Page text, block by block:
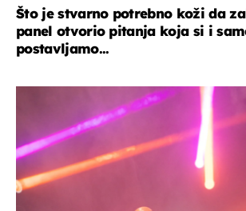
Što je stvarno potrebno koži da
panel otvorio pitanja koja si i
postavljamo...